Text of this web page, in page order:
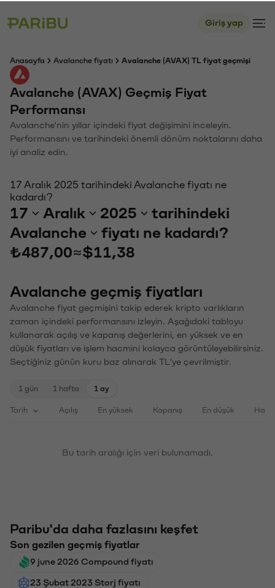
Giriş yap
Anasayfa Avalanche fiyatı Avalanche (AVAX) TL fiyat geçmişi
Avalanche (AVAX) Geçmiş Fiyat
Performansı
Avalanche'nin yıllar içindeki fiyat değişimini inceleyin.
Performansını ve tarihindeki önemli dönüm noktalarını daha
iyi analiz edin.
17 Aralık 2025 tarihindeki Avalanche fiyatı ne
kadardı?
17 Aralık 2025
tarihindeki
Avalanche
fiyatı ne kadardı?
₺487,00≈$11,38
Avalanche geçmiş fiyatları
Avalanche fiyat geçmişini takip ederek kripto varlıkların
zaman içindeki performansını izleyin. Aşağıdaki tabloyu
kullanarak açılış ve kapanış değerlerini, en yüksek ve en
düşük fiyatları ve işlem hacmini kolayca görüntüleyebilirsiniz.
Seçtiğiniz günün kuru baz alınarak TL'ye çevrilmiştir.
1 gün 1 hafta 1 ay
Tarih Açılış En yüksek Kapanış En düşük
Bu tarih aralığı için veri bulunamadı.
Paribu'da daha fazlasını keşfet
Son gezilen geçmiş fiyatlar
9 june 2026 Compound fiyatı
23 Şubat 2023 Storj fiyatı